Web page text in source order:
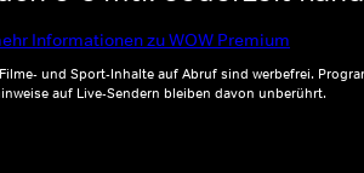
Informationen zu WOW Premium
und Sport-Inhalte auf Abruf sind werbefrei.
auf Live-Sendern bleiben davon unberührt.